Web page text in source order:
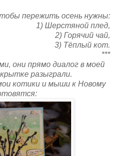
пережить осень нужны:
1) Шерстяной плед,
2) Горячий чай,
3) Тёплый кот.
***
они прямо диалог в моей
разыграли.
котики и мыши к Новому